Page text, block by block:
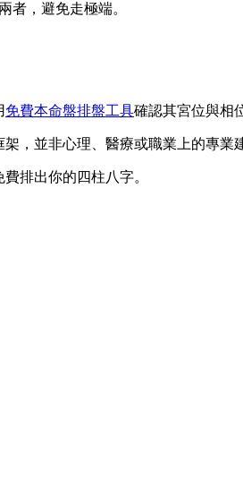
者，避免走極端。
免費本命盤排盤工具確認其宮位與相
，並非心理、醫療或職業上的專業
排出你的四柱八字。